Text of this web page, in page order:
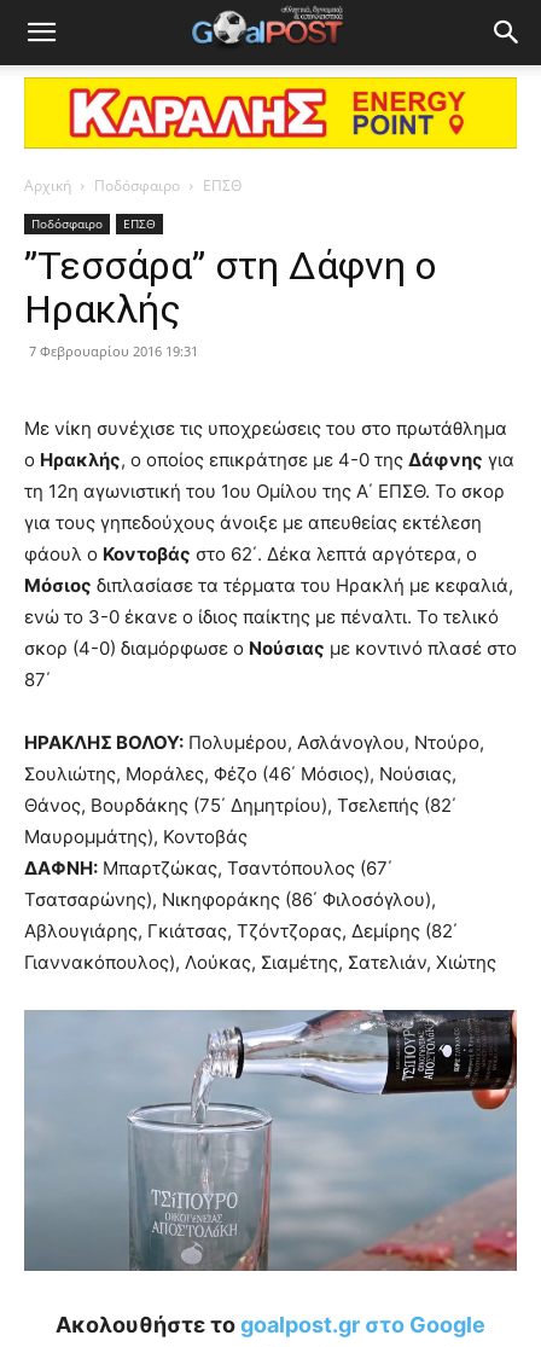
Αρχική Ποδόσφαιρο ΕΠΣΘ
Ποδόσφαιρο ΕΠΣΘ
”Τεσσάρα” στη Δάφνη ο
Ηρακλής
7 Φεβρουαρίου 2016 19:31
Με νίκη συνέχισε τις υποχρεώσεις του στο πρωτάθλημα
ο Ηρακλής, ο οποίος επικράτησε με 4-0 της Δάφνης για
τη 12η αγωνιστική του 1ου Ομίλου της Α΄ ΕΠΣΘ. Το σκορ
για τους γηπεδούχους άνοιξε με απευθείας εκτέλεση
φάουλ ο Κοντοβάς στο 62΄. Δέκα λεπτά αργότερα, ο
Μόσιος διπλασίασε τα τέρματα του Ηρακλή με κεφαλιά,
ενώ το 3-0 έκανε ο ίδιος παίκτης με πέναλτι. Το τελικό
σκορ (4-0) διαμόρφωσε ο Νούσιας με κοντινό πλασέ στο
87΄
ΗΡΑΚΛΗΣ ΒΟΛΟΥ: Πολυμέρου, Ασλάνογλου, Ντούρο,
Σουλιώτης, Μοράλες, Φέζο (46΄ Μόσιος), Νούσιας,
Θάνος, Βουρδάκης (75΄ Δημητρίου), Τσελεπής (82΄
Μαυρομμάτης), Κοντοβάς
ΔΑΦΝΗ: Μπαρτζώκας, Τσαντόπουλος (67΄
Τσατσαρώνης), Νικηφοράκης (86΄ Φιλοσόγλου),
Αβλουγιάρης, Γκιάτσας, Τζόντζορας, Δεμίρης (82΄
Γιαννακόπουλος), Λούκας, Σιαμέτης, Σατελιάν, Χιώτης
Ακολουθήστε τοgoalpost.gr στο Google